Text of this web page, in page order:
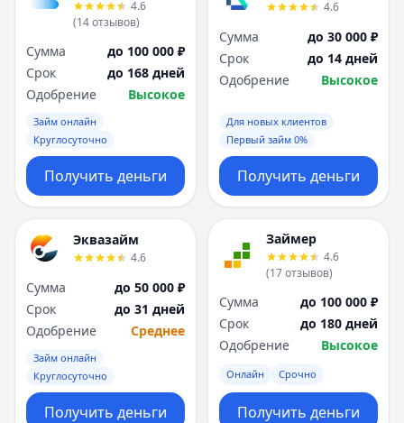
4.6
(14отзывов)
Сумма
до 100 000 ₽
Срок
до 168 дней
Одобрение
Высокое
Займ онлайн
Круглосуточно
Получить деньги
4.6
Сумма
до 30 000 ₽
Срок
до 14 дней
Одобрение
Высокое
Для новых клиентов
Первый займ 0%
Получить деньги
Эквазайм
4.6
Сумма
до 50 000 ₽
Срок
до 31 дней
Одобрение
Среднее
Займ онлайн
Круглосуточно
Получить деньги
Займер
4.6
(17отзывов)
Сумма
до 100 000 ₽
Срок
до 180 дней
Одобрение
Высокое
Онлайн Срочно
Получить деньги